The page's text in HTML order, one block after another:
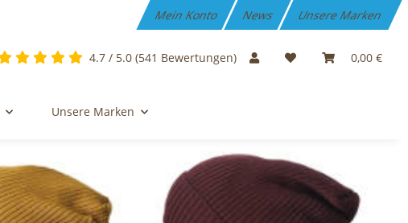
Mein Konto News Unsere Marken
4.7 / 5.0 (541 Bewertungen) 0,00 €
Unsere Marken